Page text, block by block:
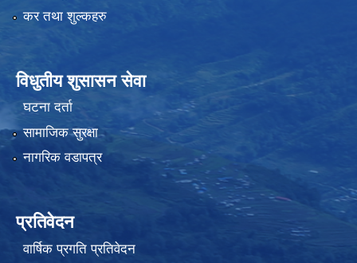
कर तथा शुल्कहरु
विधुतीय शुसासन सेवा
घटना दर्ता
सामाजिक सुरक्षा
नागरिक वडापत्र
प्रतिवेदन
वार्षिक प्रगति प्रतिवेदन